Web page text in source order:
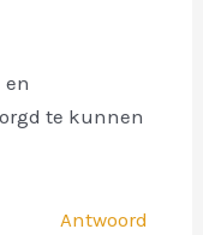
en
te kunnen
Antwoord